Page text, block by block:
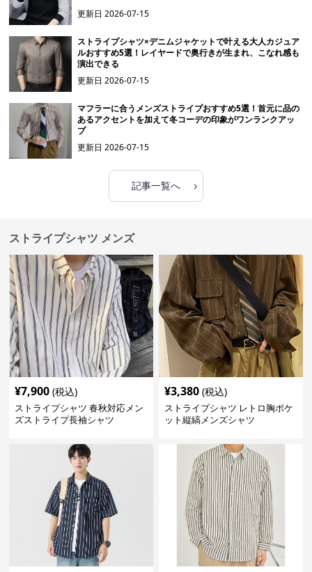
更新日2026-07-15
ストライプシャツ×デニムジャケットで叶える大人カジュア
ルおすすめ5選！レイヤードで奥行きが生まれ、こなれ感も
演出できる
更新日2026-07-15
マフラーに合うメンズストライプおすすめ5選！首元に品の
あるアクセントを加えて冬コーデの印象がワンランクアッ
プ
更新日2026-07-15
記事一覧へ ›
ストライプシャツ メンズ
¥7,900 (税込)
ストライプシャツ 春秋対応メン
ズストライプ長袖シャツ
¥3,380 (税込)
ストライプシャツ レトロ胸ポケ
ット縦縞メンズシャツ